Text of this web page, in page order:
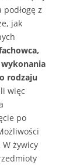
z
jak
rodzaju
więc
po
żywicy